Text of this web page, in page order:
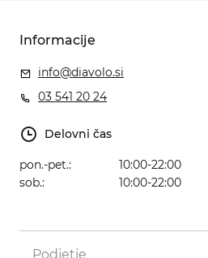
Informacije
info@diavolo.si
03 541 20 24
Delovni čas
pon.-pet.:
10:00-22:00
sob.:
10:00-22:00
Podjetje